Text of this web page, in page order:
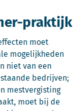
praktijk
moet
mogelijkheden
niet van een
bedrijven;
mestvergisting
moet bij de